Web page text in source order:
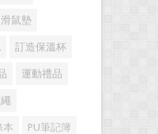
滑鼠墊
訂造保溫杯
運動禮品
本 PU筆記簿